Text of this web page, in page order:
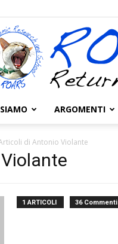
ARGOMENTI
di Antonio Violante
1 ARTICOLI 36 Commenti